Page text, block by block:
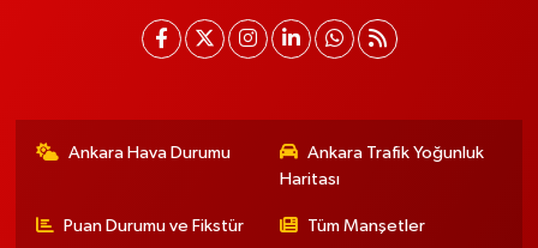
Ankara Hava Durumu
Ankara Trafik Yoğunluk
Haritası
Puan Durumu ve Fikstür Tüm Manşetler